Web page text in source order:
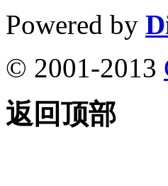
Powered by
© 2001-2013
返回顶部